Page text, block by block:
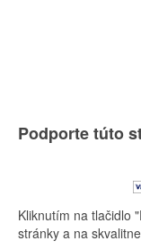
Podporte túto
Kliknutím na tlačidlo
stránky a na